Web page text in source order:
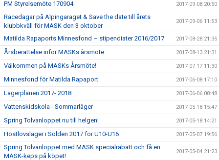
PM Styrelsemöte 170904 2017-09-08 20:50
Racedagar på Alpingaraget & Save the date till årets
klubbkväll för MASK den 3 oktober
2017-09-06 11:53
Matilda Rapaports Minnesfond – stipendiater 2016/2017 2017-08-28 21:35
Årsberättelse inför MASKs årsmöte 2017-08-13 21:31
Välkommen på MASKs Årsmöte! 2017-07-17 11:30
Minnesfond för Matilda Rapaport 2017-06-08 17:10
Lägerplanen 2017- 2018 2017-06-06 08:48
Vattenskidskola - Sommarläger 2017-05-18 15:47
Spring Tolvanloppet nu till helgen! 2017-05-18 14:21
Höstlovsläger i Sölden 2017 för U10-U16 2017-05-07 19:56
Spring Tolvanloppet med MASK specialrabatt och få en
MASK-keps på köpet!
2017-05-04 21:23